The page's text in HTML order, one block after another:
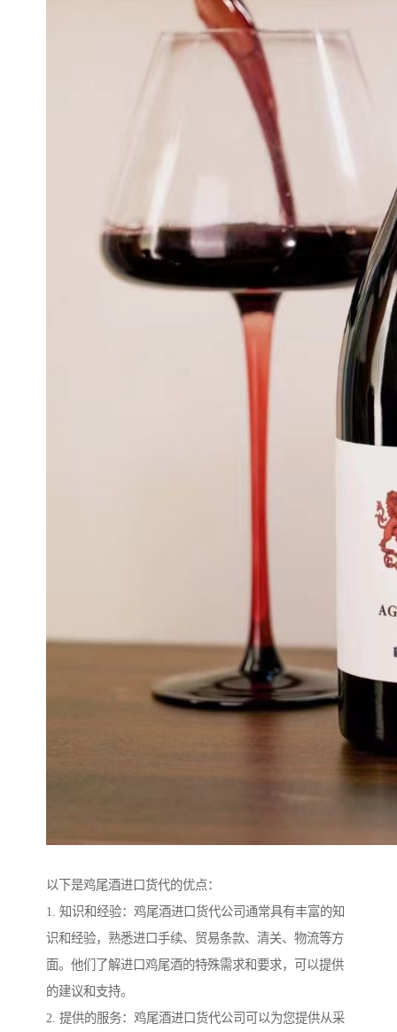
以下是鸡尾酒进口货代的优点：
1. 知识和经验：鸡尾酒进口货代公司通常具有丰富的知
识和经验，熟悉进口手续、贸易条款、清关、物流等方
面。他们了解进口鸡尾酒的特殊需求和要求，可以提供
的建议和支持。
2. 提供的服务：鸡尾酒进口货代公司可以为您提供从采